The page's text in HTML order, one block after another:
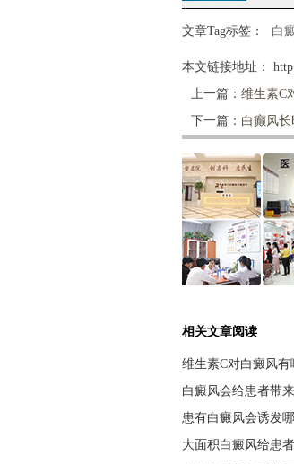
文章Tag标签： 白
本文链接地址：
上一篇： 维生素C
下一篇： 白癫风
相关文章阅读
维生素C对白癜风有
白癜风会给患者带
患有白癜风会诱发
大面积白癜风给患